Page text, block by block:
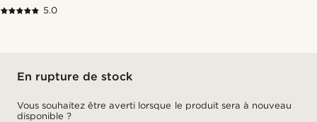
5.0
En rupture de stock
Vous souhaitez être averti lorsque le produit sera à nouveau
disponible ?